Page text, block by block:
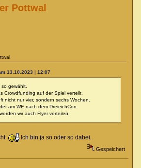
Pottwal
13.10.2023 | 12:07
so gewählt.
Crowdfunding auf der Spiel verteilt.
nicht nur vier, sondern sechs Wochen.
am WE nach dem DreieichCon.
wir auch Flyer verteilen.
Ich bin ja so oder so dabei.
Gespeichert